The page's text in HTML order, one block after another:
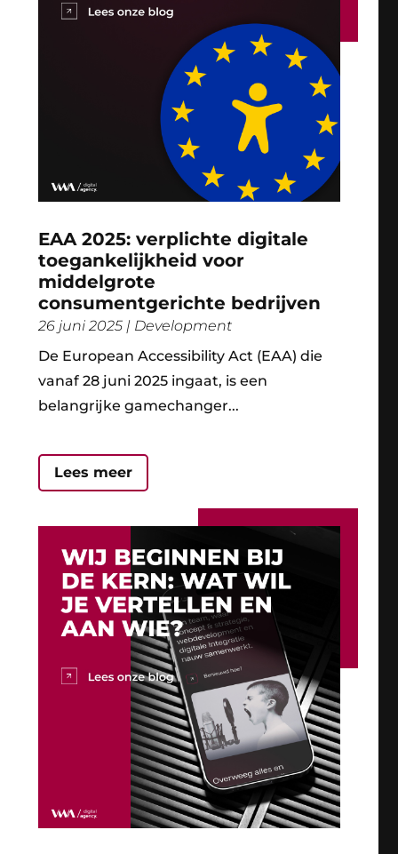
EAA 2025: verplichte digitale
toegankelijkheid voor
middelgrote
consumentgerichte bedrijven
26 juni 2025| Development
De European Accessibility Act (EAA) die
vanaf 28 juni 2025 ingaat, is een
belangrijke gamechanger...
Lees meer